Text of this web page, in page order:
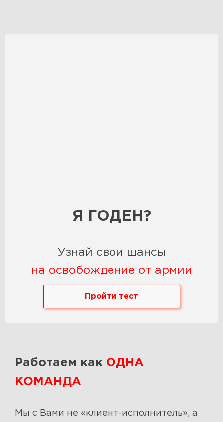
Я ГОДЕН?
Узнай свои шансы
на освобождение от армии
Пройти тест
Работаем как ОДНА
КОМАНДА
Мы с Вами не «клиент-исполнитель», а